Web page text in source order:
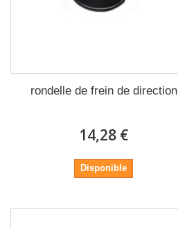
rondelle de frein de direction
14,28 €
Disponible